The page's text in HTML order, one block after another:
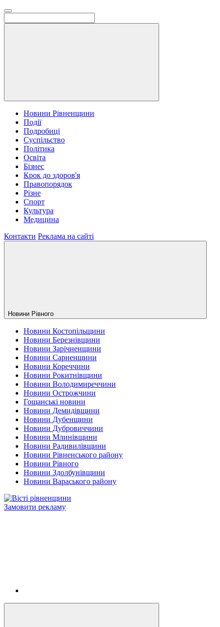
Новини Рівненщини
Події
Подробиці
Суспільство
Політика
Освіта
Бізнес
Крок до здоров'я
Правопорядок
Різне
Спорт
Культура
Медицина
Контакти Реклама на сайті
Новини Рiвного
Новини Костопільщини
Новини Березнівщини
Новини Зарічненщини
Новини Сарненщини
Новини Кореччини
Новини Рокитнівщини
Новини Володимиреччини
Новини Острожчини
Гощанські новини
Новини Демидівщини
Новини Дубенщини
Новини Дубровиччини
Новини Млинівщини
Новини Радивилівщини
Новини Рівненського району
Новини Рівного
Новини Здолбунівщини
Новини Вараського району
Замовити рекламу